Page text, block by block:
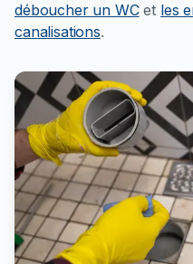
déboucher un WCet les
canalisations.